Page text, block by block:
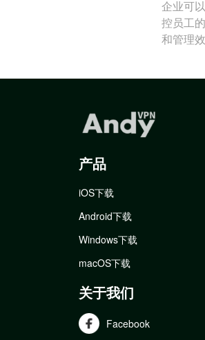
企业可
控员工
和管理效
产品
iOS下载
Android下载
Windows下载
macOS下载
关于我们
Facebook